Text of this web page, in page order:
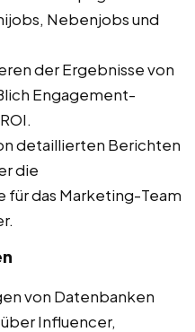
Nebenjobs und
der Ergebnisse von
Engagement-
detaillierten Berichten
die
für das Marketing-Team
von Datenbanken
Influencer,